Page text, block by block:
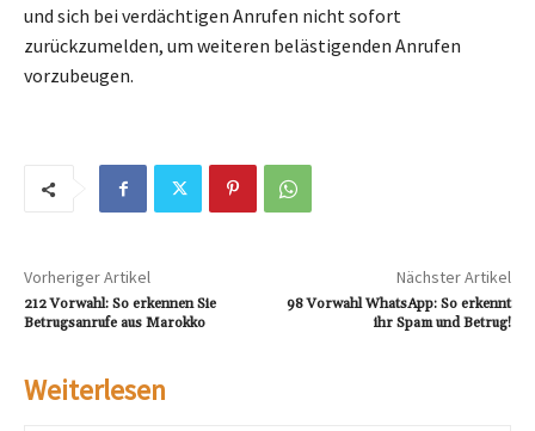
und sich bei verdächtigen Anrufen nicht sofort
zurückzumelden, um weiteren belästigenden Anrufen
vorzubeugen.
Vorheriger Artikel
212 Vorwahl: So erkennen Sie
Betrugsanrufe aus Marokko
Nächster Artikel
98 Vorwahl WhatsApp: So erkennt
ihr Spam und Betrug!
Weiterlesen